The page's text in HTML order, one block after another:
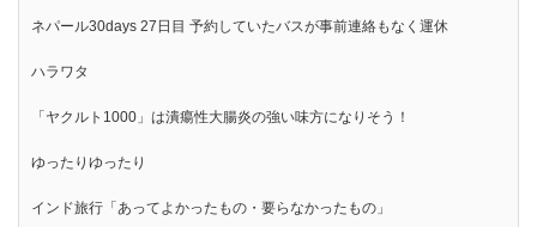
ネパール30days 27日目 予約していたバスが事前連絡もなく運休
ハラワタ
「ヤクルト1000」は潰瘍性大腸炎の強い味方になりそう！
ゆったりゆったり
インド旅行「あってよかったもの・要らなかったもの」